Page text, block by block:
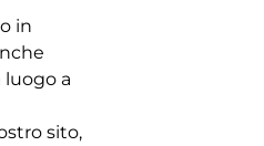
in
luogo a
sito,